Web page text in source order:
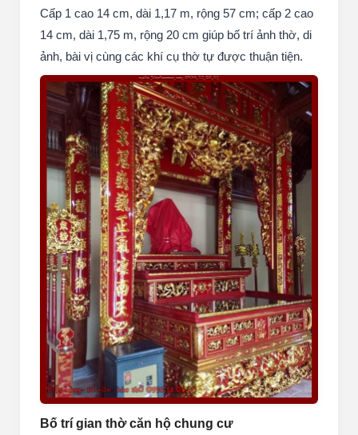
Cấp 1 cao 14 cm, dài 1,17 m, rộng 57 cm; cấp 2 cao
14 cm, dài 1,75 m, rộng 20 cm giúp bố trí ảnh thờ, di
ảnh, bài vị cùng các khí cụ thờ tự được thuận tiện.
Bố trí gian thờ căn hộ chung cư